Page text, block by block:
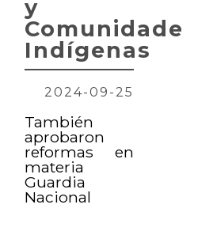
y
Comunidades
Indígenas
2024-09-25
También
aprobaron
reformas en
materia
Guardia
Nacional